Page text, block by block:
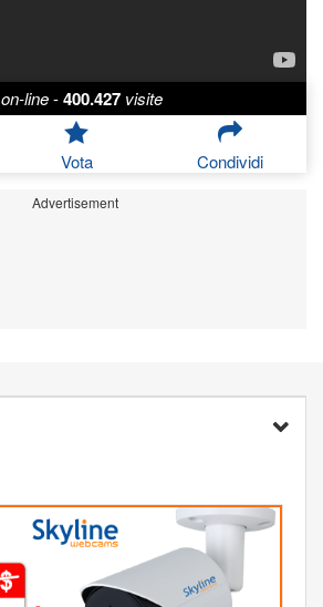
on-line-400.427 visite
Vota Condividi
Advertisement